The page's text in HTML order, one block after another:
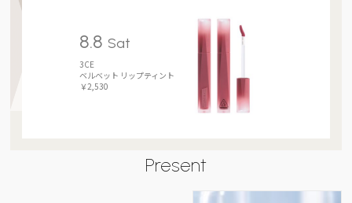
8.8 Sat
3CE
ベルベット リップティント
￥2,530
Present